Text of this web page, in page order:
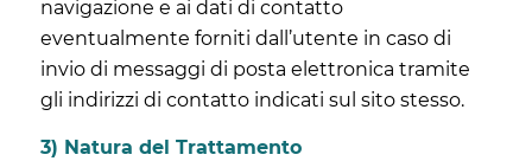
navigazione e ai dati di contatto
eventualmente forniti dall’utente in caso di
invio di messaggi di posta elettronica tramite
gli indirizzi di contatto indicati sul sito stesso.
3) Natura del Trattamento